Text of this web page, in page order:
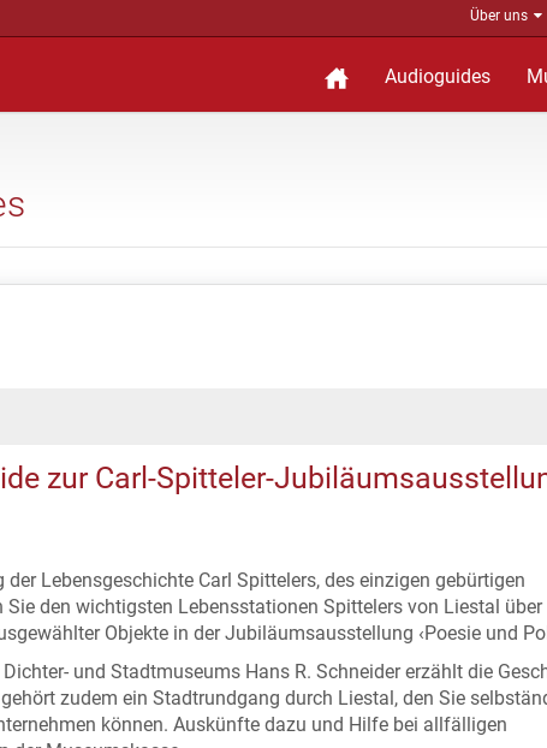
Über uns
Audioguides
zur Carl-Spitteler-
Lebensgeschichte Carl Spittelers, des einzigen gebürtigen
den wichtigsten Lebensstationen Spittelers von Liestal über
Objekte in der Jubiläumsausstellung ‹Poesie und
und Stadtmuseums Hans R. Schneider erzählt die
zudem ein Stadtrundgang durch Liestal, den Sie
können. Auskünfte dazu und Hilfe bei allfälligen